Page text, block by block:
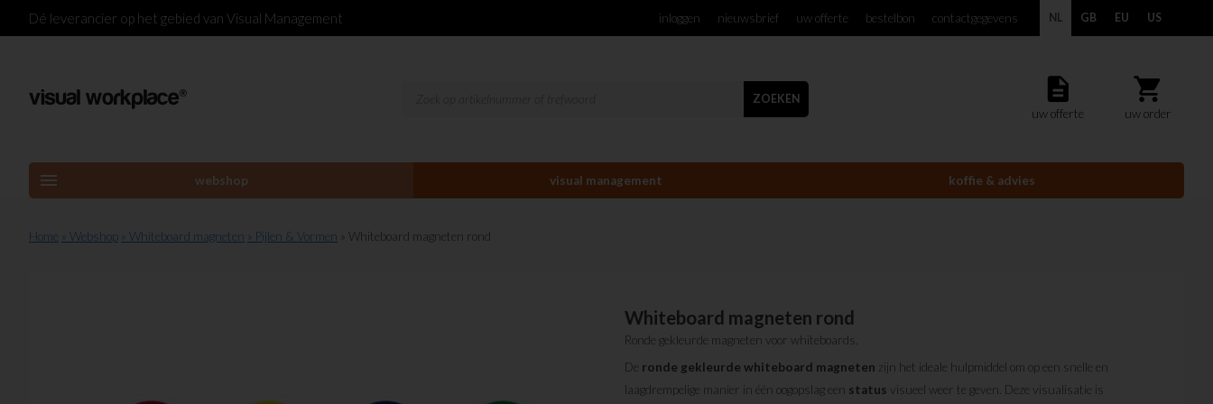
Dé leverancier op het gebied van Visual Management NL GB EU US
inloggen nieuwsbrief uw offerte bestelbon contactgegevens
description
uw offerte
shopping_cart
uw order
ZOEKEN
menu webshop visual management koffie & advies
Home » Webshop » Whiteboard magneten » Pijlen & Vormen » Whiteboard magneten rond
Whiteboard magneten rond
Ronde gekleurde magneten voor whiteboards.
De ronde gekleurde whiteboard magneten zijn het ideale hulpmiddel om op een snelle en
laagdrempelige manier in één oogopslag een status visueel weer te geven. Deze visualisatie is